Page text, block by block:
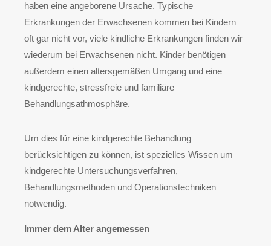
haben eine angeborene Ursache. Typische
Erkrankungen der Erwachsenen kommen bei Kindern
oft gar nicht vor, viele kindliche Erkrankungen finden wir
wiederum bei Erwachsenen nicht. Kinder benötigen
außerdem einen altersgemäßen Umgang und eine
kindgerechte, stressfreie und familiäre
Behandlungsathmosphäre.
Um dies für eine kindgerechte Behandlung
berücksichtigen zu können, ist spezielles Wissen um
kindgerechte Untersuchungsverfahren,
Behandlungsmethoden und Operationstechniken
notwendig.
Immer dem Alter angemessen